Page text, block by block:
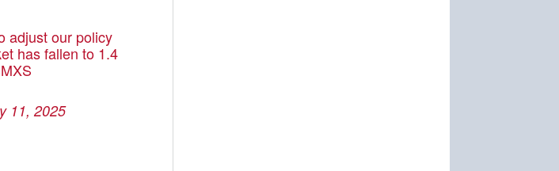
adjust our policy
has fallen to 1.4
11, 2025